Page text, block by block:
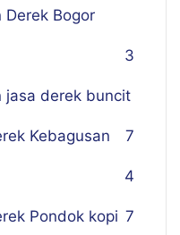
Bogor
3
jasa derek buncit
7
Kebagusan
4
Pondok kopi 7